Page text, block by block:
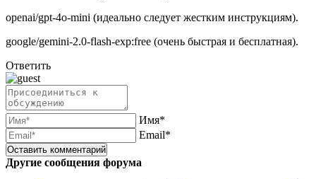
openai/gpt-4o-mini (идеально следует жестким инструкциям).
google/gemini-2.0-flash-exp:free (очень быстрая и бесплатная).
Ответить
Имя*
Email*
Другие сообщения форума